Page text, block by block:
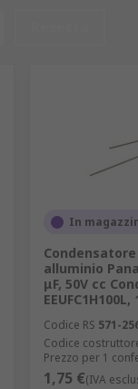
In
alluminio
μF, 50V cc
EEUFC1H100L,
Codice RS 571-
Codice
Prezzo per 1
1,75 €(IVA